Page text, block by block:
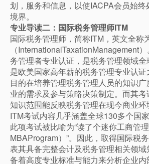
划，服务和信息，以使IACPA会员始
境界。
专业导读二：国际税务管理师ITM
国际税务管理师，简称ITM，英文全称
（InternationalTaxationManagement
务管理者专业认证，是税务管理领域
是欧美国家高年薪的税务管理专业认
目的在培养管理税务管理人员的知识
业的需求及参与策略决策制定。而其
知识范围能反映税务管理在现今商业环
ITM考试内容几乎涵盖全球130多个国
此项考试被比喻为“读了个迷你工商管
MBAProgram）”。因此，取得国际税
表其具备完整会计及税务管理相关领
备着高度专业标准与能力来分析企业